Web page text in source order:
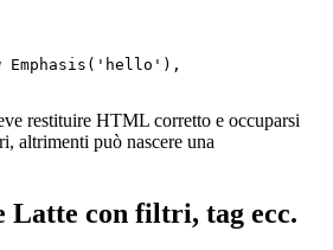
restituire HTML corretto e occuparsi
altrimenti può nascere una
Latte con filtri, tag ecc.